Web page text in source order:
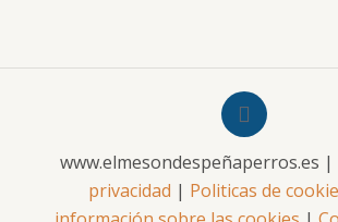
www.elmesondespeñaperros.es |
privacidad | Politicas de